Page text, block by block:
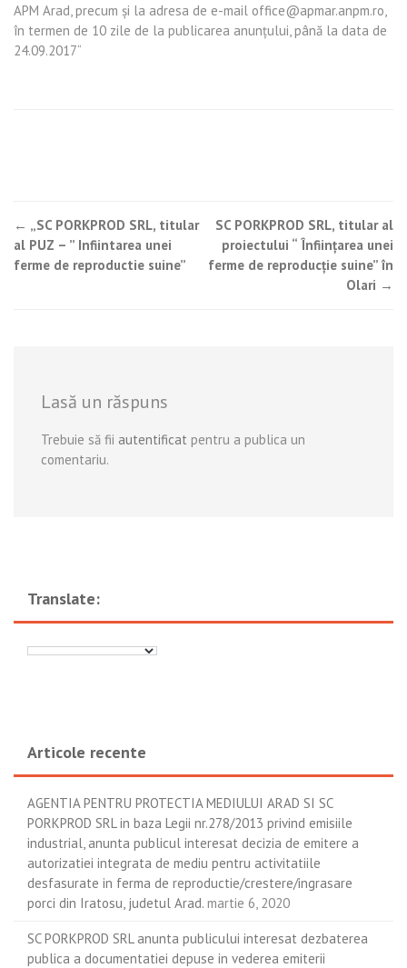
APM Arad, precum şi la adresa de e-mail office@apmar.anpm.ro,
în termen de 10 zile de la publicarea anunţului, până la data de
24.09.2017“
Post
navigation
← „SC PORKPROD SRL, titular
al PUZ – ” Infiintarea unei
ferme de reproductie suine”
SC PORKPROD SRL, titular al
proiectului “ Înfiinţarea unei
ferme de reproducţie suine” în
Olari →
Lasă un răspuns
Trebuie să fii autentificat pentru a publica un
comentariu.
Translate:
Articole recente
AGENTIA PENTRU PROTECTIA MEDIULUI ARAD SI SC
PORKPROD SRL in baza Legii nr.278/2013 privind emisiile
industrial, anunta publicul interesat decizia de emitere a
autorizatiei integrata de mediu pentru activitatiile
desfasurate in ferma de reproductie/crestere/ingrasare
porci din Iratosu, judetul Arad. martie 6, 2020
SC PORKPROD SRL anunta publicului interesat dezbaterea
publica a documentatiei depuse in vederea emiterii